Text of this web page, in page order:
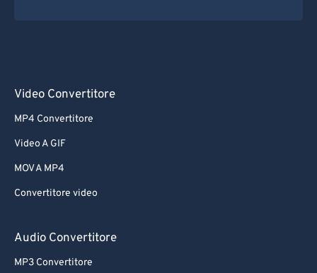
Video Convertitore
MP4 Convertitore
Video A GIF
MOV A MP4
Convertitore video
Audio Convertitore
MP3 Convertitore